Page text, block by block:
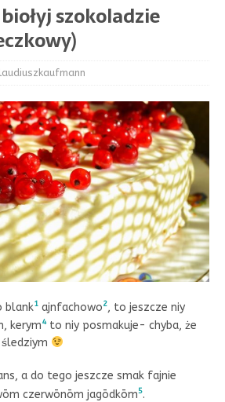
szokoladzie
blank1 ajnfachowo2, to jeszcze niy
kerym4to niy posmakuje- chyba, że
a do tego jeszcze smak fajnie
czerwōnōm jagōdkōm5.